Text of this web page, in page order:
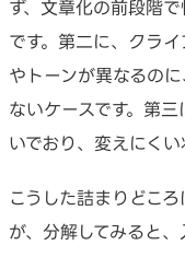
ず、文章化の前段階
です。第二に、クラ
やトーンが異なるの
ないケースです。第
いでおり、変えにくい
こうした詰まりどこ
が、分解してみると